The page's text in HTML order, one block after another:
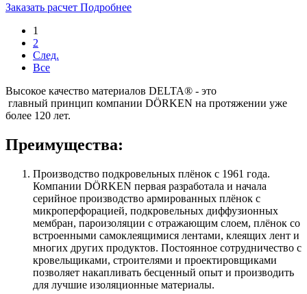
Заказать расчет Подробнее
1
2
След.
Все
Высокое качество материалов DELTA® - это
главный принцип компании DÖRKEN на протяжении уже
более 120 лет.
Преимущества:
Производство подкровельных плёнок с 1961 года.
Компании DÖRKEN первая разработала и начала
серийное производство армированных плёнок с
микроперфорацией, подкровельных диффузионных
мембран, пароизоляции с отражающим слоем, плёнок со
встроенными самоклеящимися лентами, клеящих лент и
многих других продуктов. Постоянное сотрудничество с
кровельщиками, строителями и проектировщиками
позволяет накапливать бесценный опыт и производить
для лучшие изоляционные материалы.